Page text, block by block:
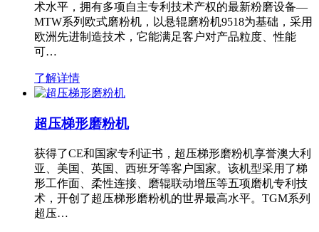
术水平，拥有多项自主专利技术产权的最新粉磨设备—
MTW系列欧式磨粉机，以悬辊磨粉机9518为基础，采用
欧洲先进制造技术，它能满足客户对产品粒度、性能
可…
了解详情
超压梯形磨粉机
获得了CE和国家专利证书，超压梯形磨粉机享誉澳大利
亚、美国、英国、西班牙等客户国家。该机型采用了梯
形工作面、柔性连接、磨辊联动增压等五项磨机专利技
术，开创了超压梯形磨粉机的世界最高水平。TGM系列
超压…